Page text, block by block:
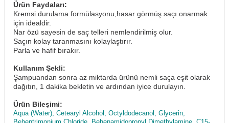
Ürün Faydaları:
Kremsi durulama formülasyonu,hasar görmüş saçı onarmak
için idealdir.
Nar özü sayesin de saç telleri nemlendirilmiş olur.
Saçın kolay taranmasını kolaylaştırır.
Parla ve hafif bırakır.
Kullanım Şekli:
Şampuandan sonra az miktarda ürünü nemli saça eşit olarak
dağıtın, 1 dakika bekletin ve ardından iyice durulayın.
Ürün Bileşimi:
Aqua (Water), Cetearyl Alcohol, Octyldodecanol, Glycerin,